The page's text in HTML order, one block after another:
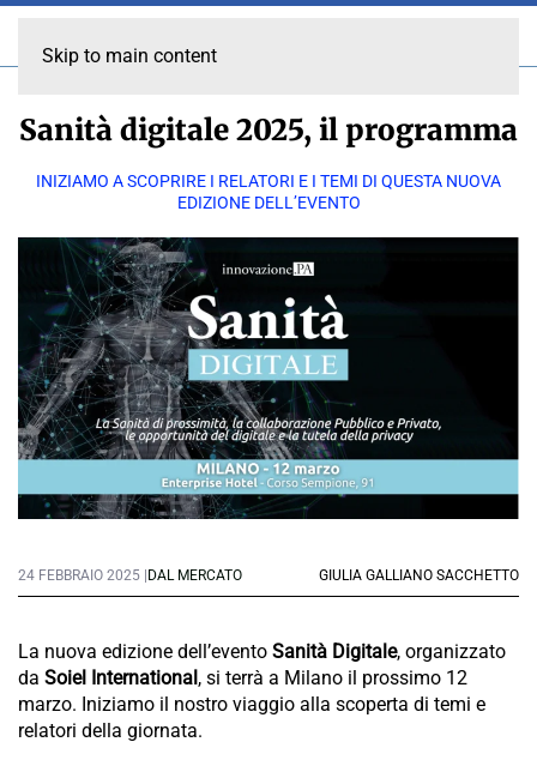
Skip to main content
Sanità digitale 2025, il programma
INIZIAMO A SCOPRIRE I RELATORI E I TEMI DI QUESTA NUOVA
EDIZIONE DELL’EVENTO
24 FEBBRAIO 2025 | DAL MERCATO GIULIA GALLIANO SACCHETTO
La nuova edizione dell’evento Sanità Digitale, organizzato
da Soiel International, si terrà a Milano il prossimo 12
marzo. Iniziamo il nostro viaggio alla scoperta di temi e
relatori della giornata.